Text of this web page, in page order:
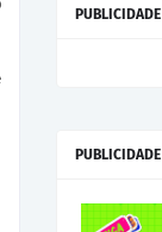
PUBLICIDADE
PUBLICIDADE